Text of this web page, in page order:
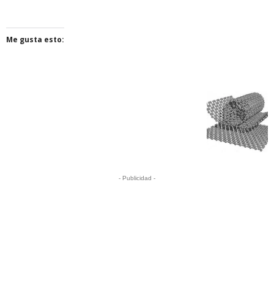
Me gusta esto:
- Publicidad -